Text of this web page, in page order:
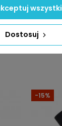
76,49
-15%
Dostosuj